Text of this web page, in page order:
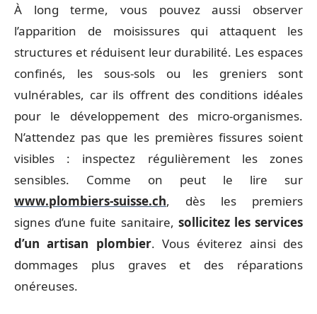
À long terme, vous pouvez aussi observer
l’apparition de moisissures qui attaquent les
structures et réduisent leur durabilité. Les espaces
confinés, les sous-sols ou les greniers sont
vulnérables, car ils offrent des conditions idéales
pour le développement des micro-organismes.
N’attendez pas que les premières fissures soient
visibles : inspectez régulièrement les zones
sensibles. Comme on peut le lire sur
www.plombiers-suisse.ch, dès les premiers
signes d’une fuite sanitaire, sollicitez les services
d’un artisan plombier. Vous éviterez ainsi des
dommages plus graves et des réparations
onéreuses.